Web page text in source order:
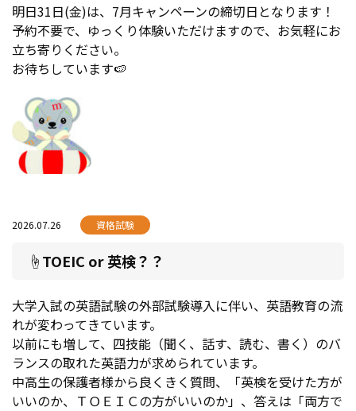
明日31日(金)は、7月キャンペーンの締切日となります！
予約不要で、ゆっくり体験いただけますので、お気軽にお
立ち寄りください。
お待ちしています🍉
2026.07.26 資格試験
☝TOEIC or 英検？？
大学入試の英語試験の外部試験導入に伴い、英語教育の流
れが変わってきています。
以前にも増して、四技能（聞く、話す、読む、書く）のバ
ランスの取れた英語力が求められています。
中高生の保護者様から良くきく質問、「英検を受けた方が
いいのか、ＴＯＥＩＣの方がいいのか」、答えは「両方で